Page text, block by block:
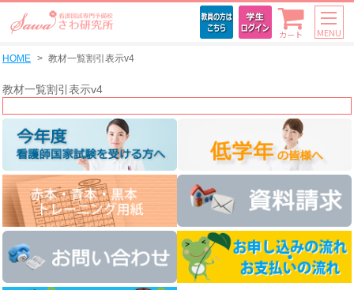
カート MENU
HOME 教材一覧割引表示v4
教材一覧割引表示v4